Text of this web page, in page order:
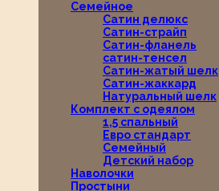
Семейное
Сатин делюкс
Сатин-страйп
Сатин-фланель
сатин-тенсел
Сатин-жатый шелк
Сатин-жаккард
Натуральный шелк
Комплект с одеялом
1,5 спальный
Евро стандарт
Семейный
Детский набор
Наволочки
Простыни